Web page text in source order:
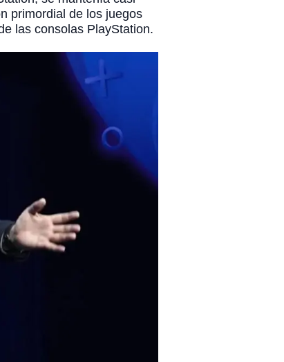
primordial de los juegos
las consolas PlayStation.